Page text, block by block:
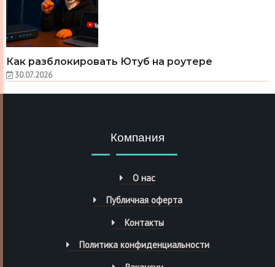
Как разблокировать Ютуб на роутере
30.07.2026
Компания
О нас
Публичная оферта
Контакты
Политика конфиденциальности